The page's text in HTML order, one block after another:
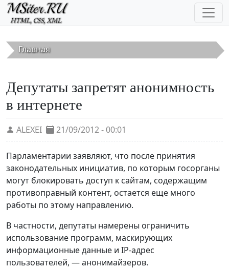
Перейти к основному содержанию
Главная
Депутаты запретят анонимность
в интернете
ALEXEI 21/09/2012 - 00:01
Парламентарии заявляют, что после принятия
законодательных инициатив, по которым госорганы
могут блокировать доступ к сайтам, содержащим
противоправный контент, остается еще много
работы по этому направлению.
В частности, депутаты намерены ограничить
использование программ, маскирующих
информационные данные и IP-адрес
пользователей, — анонимайзеров.